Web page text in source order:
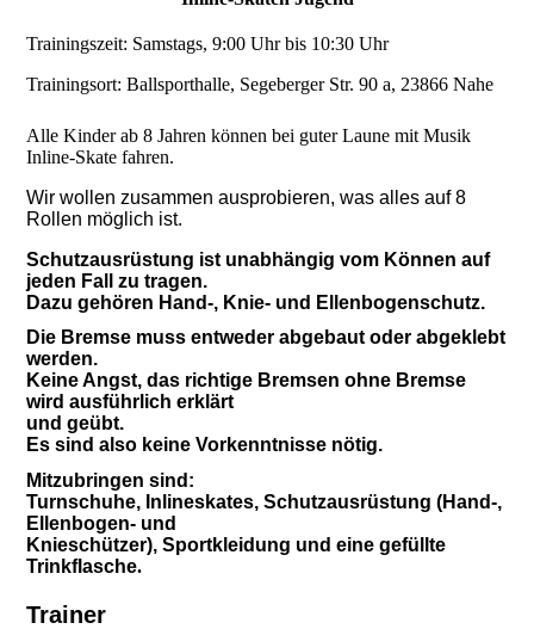
Trainingszeit: Samstags, 9:00 Uhr bis 10:30 Uhr
Trainingsort: Ballsporthalle, Segeberger Str. 90 a, 23866 Nahe
Alle Kinder ab 8 Jahren können bei guter Laune mit Musik
Inline-Skate fahren.
Wir wollen zusammen ausprobieren, was alles auf 8
Rollen möglich ist.
Schutzausrüstung ist unabhängig vom Können auf
jeden Fall zu tragen.
Dazu gehören Hand-, Knie- und Ellenbogenschutz.
Die Bremse muss entweder abgebaut oder abgeklebt
werden.
Keine Angst, das richtige Bremsen ohne Bremse
wird ausführlich erklärt
und geübt.
Es sind also keine Vorkenntnisse nötig.
Mitzubringen sind:
Turnschuhe, Inlineskates, Schutzausrüstung (Hand-,
Ellenbogen- und
Knieschützer), Sportkleidung und eine gefüllte
Trinkflasche.
Trainer